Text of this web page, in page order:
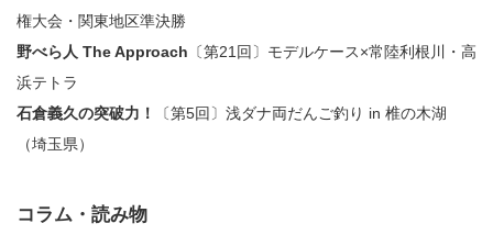
権大会・関東地区準決勝
野べら人 The Approach 〔第21回〕モデルケース×常陸利根川・高
浜テトラ
石倉義久の突破力！
〔第5回〕浅ダナ両だんご釣り in 椎の木湖
（埼玉県）
コラム・読み物